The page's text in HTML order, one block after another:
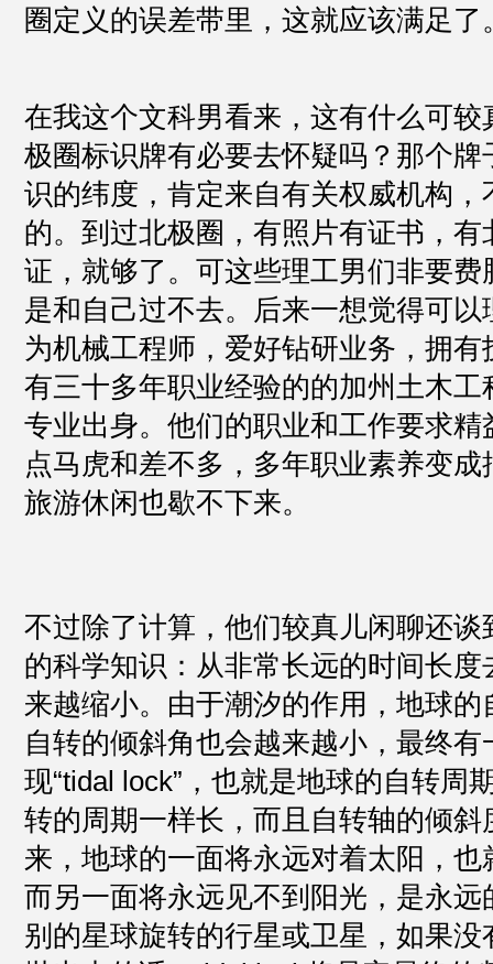
圈定义的误差带里，这就应该满足了
在我这个文科男看来，这有什么可较
极圈标识牌有必要去怀疑吗？那个牌
识的纬度，肯定来自有关权威机构，
的。到过北极圈，有照片有证书，有
证，就够了。可这些理工男们非要费
是和自己过不去。后来一想觉得可
为机械工程师，爱好钻研业务，拥
有三十多年职业经验的的加州土木工
专业出身。他们的职业和工作要求精
点马虎和差不多，多年职业素养变
旅游休闲也歇不下来。
不过除了计算，他们较真儿闲聊还谈
的科学知识：从非常长远的时间长
来越缩小。由于潮汐的作用，地球
自转的倾斜角也会越来越小，最终
现“tidal lock”，也就是地球的自转周
转的周期一样长，而且自转轴的倾斜
来，地球的一面将永远对着太阳，
而另一面将永远见不到阳光，是永远
别的星球旋转的行星或卫星，如果